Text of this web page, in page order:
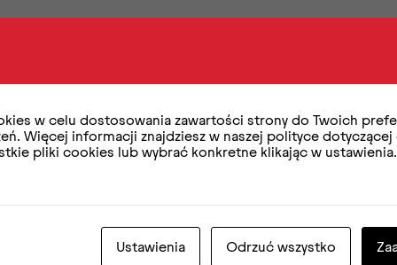
się do
w celu dostosowania zawartości strony do Twoich
Więcej informacji znajdziesz w naszej polityce dotyczącej
pliki cookies lub wybrać konkretne klikając w
Ustawienia Odrzuć wszystko